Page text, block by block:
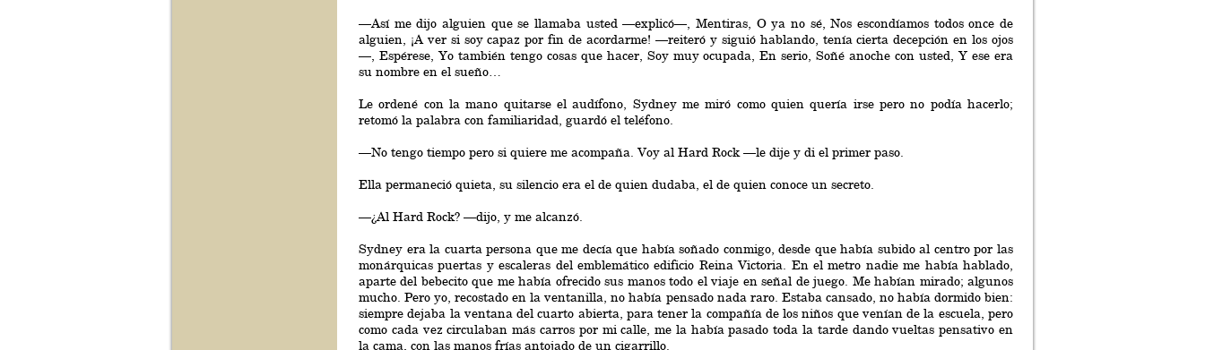
—Así me dijo alguien que se llamaba usted —explicó—, Mentiras, O ya no sé, Nos escondíamos todos once de
alguien, ¡A ver si soy capaz por fin de acordarme! —reiteró y siguió hablando, tenía cierta decepción en los ojos
—, Espérese, Yo también tengo cosas que hacer, Soy muy ocupada, En serio, Soñé anoche con usted, Y ese era
su nombre en el sueño…
Le ordené con la mano quitarse el audífono, Sydney me miró como quien quería irse pero no podía hacerlo;
retomó la palabra con familiaridad, guardó el teléfono.
—No tengo tiempo pero si quiere me acompaña. Voy al Hard Rock —le dije y di el primer paso.
Ella permaneció quieta, su silencio era el de quien dudaba, el de quien conoce un secreto.
—¿Al Hard Rock? —dijo, y me alcanzó.
Sydney era la cuarta persona que me decía que había soñado conmigo, desde que había subido al centro por las
monárquicas puertas y escaleras del emblemático edificio Reina Victoria. En el metro nadie me había hablado,
aparte del bebecito que me había ofrecido sus manos todo el viaje en señal de juego. Me habían mirado; algunos
mucho. Pero yo, recostado en la ventanilla, no había pensado nada raro. Estaba cansado, no había dormido bien:
siempre dejaba la ventana del cuarto abierta, para tener la compañía de los niños que venían de la escuela, pero
como cada vez circulaban más carros por mi calle, me la había pasado toda la tarde dando vueltas pensativo en
la cama, con las manos frías antojado de un cigarrillo.